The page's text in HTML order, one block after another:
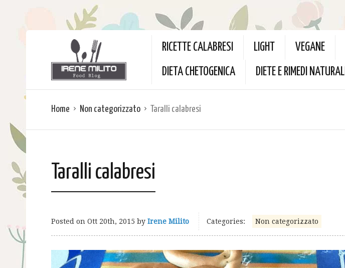
RICETTE CALABRESI LIGHT VEGANE
DIETA CHETOGENICA DIETE E RIMEDI NATURALI
Home Non categorizzato Taralli calabresi
Taralli calabresi
Posted on Ott 20th, 2015 by Irene Milito Categories: Non categorizzato